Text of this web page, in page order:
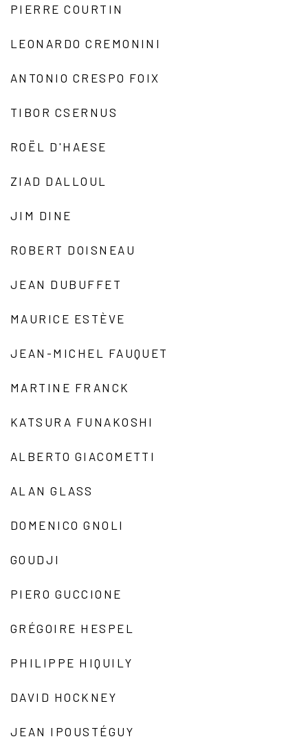
PIERRE COURTIN
LEONARDO CREMONINI
ANTONIO CRESPO FOIX
TIBOR CSERNUS
ROËL D'HAESE
ZIAD DALLOUL
JIM DINE
ROBERT DOISNEAU
JEAN DUBUFFET
MAURICE ESTÈVE
JEAN-MICHEL FAUQUET
MARTINE FRANCK
KATSURA FUNAKOSHI
ALBERTO GIACOMETTI
ALAN GLASS
DOMENICO GNOLI
GOUDJI
PIERO GUCCIONE
GRÉGOIRE HESPEL
PHILIPPE HIQUILY
DAVID HOCKNEY
JEAN IPOUSTÉGUY